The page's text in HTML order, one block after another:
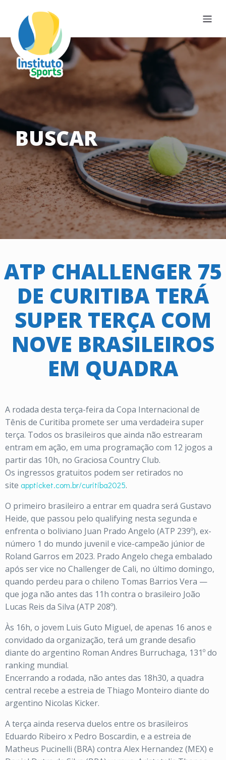
BUSCAR
ATP CHALLENGER 75
DE CURITIBA TERÁ
SUPER TERÇA COM
NOVE BRASILEIROS
EM QUADRA
A rodada desta terça-feira da Copa Internacional de
Tênis de Curitiba promete ser uma verdadeira super
terça. Todos os brasileiros que ainda não estrearam
entram em ação, em uma programação com 12 jogos a
partir das 10h, no Graciosa Country Club.
Os ingressos gratuitos podem ser retirados no
site appticket.com.br/curitiba2025.
O primeiro brasileiro a entrar em quadra será Gustavo
Heide, que passou pelo qualifying nesta segunda e
enfrenta o boliviano Juan Prado Angelo (ATP 239º), ex-
número 1 do mundo juvenil e vice-campeão júnior de
Roland Garros em 2023. Prado Angelo chega embalado
após ser vice no Challenger de Cali, no último domingo,
quando perdeu para o chileno Tomas Barrios Vera —
que joga não antes das 11h contra o brasileiro João
Lucas Reis da Silva (ATP 208º).
Às 16h, o jovem Luis Guto Miguel, de apenas 16 anos e
convidado da organização, terá um grande desafio
diante do argentino Roman Andres Burruchaga, 131º do
ranking mundial.
Encerrando a rodada, não antes das 18h30, a quadra
central recebe a estreia de Thiago Monteiro diante do
argentino Nicolas Kicker.
A terça ainda reserva duelos entre os brasileiros
Eduardo Ribeiro x Pedro Boscardin, e a estreia de
Matheus Pucinelli (BRA) contra Alex Hernandez (MEX) e